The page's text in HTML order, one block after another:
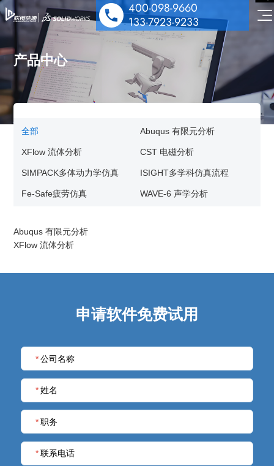
多学科仿真
技术服务
工业设备解决方案
医疗器械解决方案
泵阀行业解决方案
能源与材料解决方案
技术交流
行业案例
400-098-9660
133-7923-9233
产品中心
全部 Abuqus 有限元分析
XFlow 流体分析 CST 电磁分析
SIMPACK多体动力学仿真 ISIGHT多学科仿真流程
Fe-Safe疲劳仿真 WAVE-6 声学分析
Abuqus 有限元分析
XFlow 流体分析
申请软件免费试用
* 公司名称
* 姓名
* 职务
* 联系电话